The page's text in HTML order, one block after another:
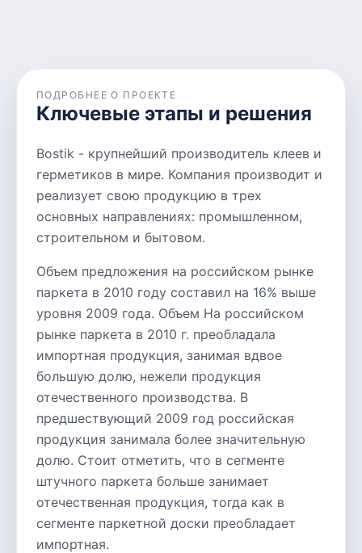
ПОДРОБНЕЕ О ПРОЕКТЕ
Ключевые этапы и решения
Bostik - крупнейший производитель клеев и
герметиков в мире. Компания производит и
реализует свою продукцию в трех
основных направлениях: промышленном,
строительном и бытовом.
Объем предложения на российском рынке
паркета в 2010 году составил на 16% выше
уровня 2009 года. Объем На российском
рынке паркета в 2010 г. преобладала
импортная продукция, занимая вдвое
большую долю, нежели продукция
отечественного производства. В
предшествующий 2009 год российская
продукция занимала более значительную
долю. Стоит отметить, что в сегменте
штучного паркета больше занимает
отечественная продукция, тогда как в
сегменте паркетной доски преобладает
импортная.